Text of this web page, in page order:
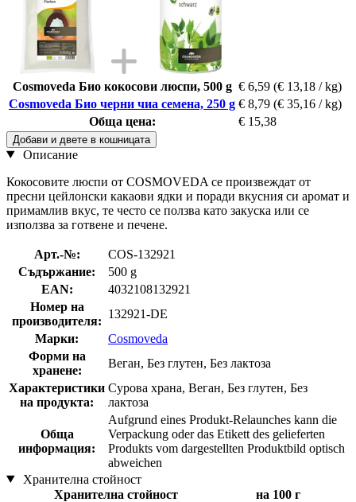
Cosmoveda Био кокосови люспи, 500 g € 6,59 (€ 13,18 / kg)
Cosmoveda Био черни чиа семена, 250 g € 8,79 (€ 35,16 / kg)
Обща цена:
€ 15,38
Добави и двете в кошницата
Описание
Кокосовите люспи от COSMOVEDA се произвеждат от
пресни цейлонски какаови ядки и поради вкусния си аромат и
примамлив вкус, те често се ползва като закуска или се
използва за готвене и печене.
Арт.-№:
COS-132921
Съдържание:
500 g
EAN:
4032108132921
Номер на
производителя:
132921-DE
Марки:
Cosmoveda
Форми на
хранене:
Веган, Без глутен, Без лактоза
Характеристики
на продукта:
Сурова храна, Веган, Без глутен, Без
лактоза
Обща
информация:
Aufgrund eines Produkt-Relaunches kann die
Verpackung oder das Etikett des gelieferten
Produkts vom dargestellten Produktbild optisch
abweichen
Хранителна стойност
Хранителна стойност
на 100 г